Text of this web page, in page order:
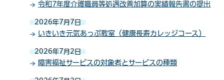
令和7年度介護職員等処遇改善加算の実績報告書の提出
2026年7月7日
いきいき元気あっぷ教室（健康長寿カレッジコース）
2026年7月2日
障害福祉サービスの対象者とサービスの種類